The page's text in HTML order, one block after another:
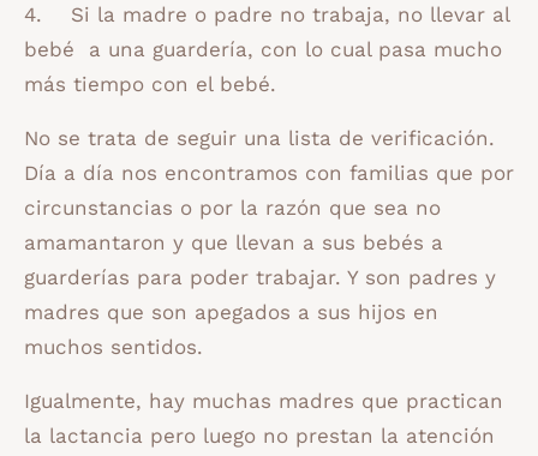
4. Si la madre o padre no trabaja, no llevar al
bebé a una guardería, con lo cual pasa mucho
más tiempo con el bebé.
No se trata de seguir una lista de verificación.
Día a día nos encontramos con familias que por
circunstancias o por la razón que sea no
amamantaron y que llevan a sus bebés a
guarderías para poder trabajar. Y son padres y
madres que son apegados a sus hijos en
muchos sentidos.
Igualmente, hay muchas madres que practican
la lactancia pero luego no prestan la atención